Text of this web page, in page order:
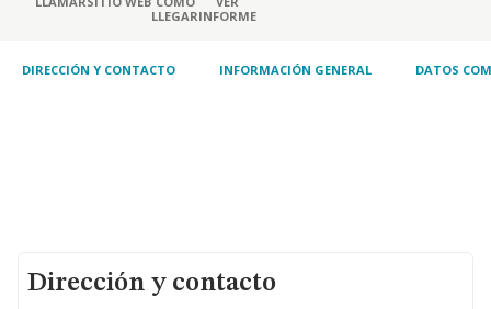
LLEGARINFORME
DIRECCIÓN Y CONTACTO INFORMACIÓN GENERAL DATOS
Dirección y contacto